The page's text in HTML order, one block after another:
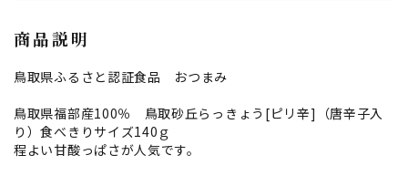
商品説明
鳥取県ふるさと認証食品 おつまみ
鳥取県福部産100％ 鳥取砂丘らっきょう[ピリ辛]（唐辛子入
り）食べきりサイズ140ｇ
程よい甘酸っぱさが人気です。